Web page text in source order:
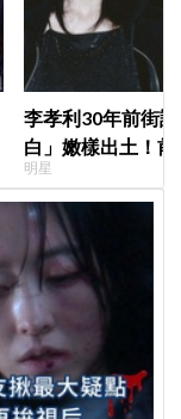
李孝利30年前街
白」嫩樣出土！
傳奇
明星